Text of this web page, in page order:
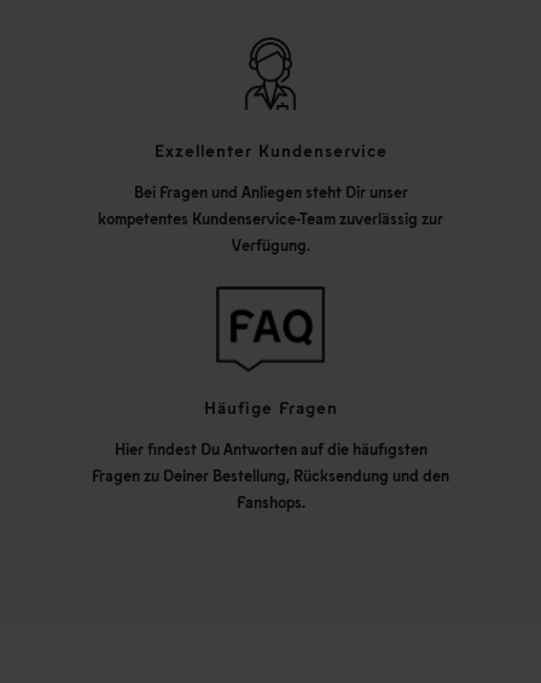
Exzellenter Kundenservice
Bei Fragen und Anliegen steht Dir unser
kompetentes Kundenservice-Team zuverlässig zur
Verfügung.
Häufige Fragen
Hier findest Du Antworten auf die häufigsten
Fragen zu Deiner Bestellung, Rücksendung und den
Fanshops.